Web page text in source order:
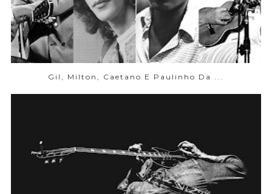
Gil, Milton, Caetano E Paulinho Da ...